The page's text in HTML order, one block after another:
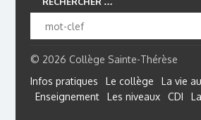
© 2026 Collège Sainte-Thérèse
Infos pratiques
Le collège
La vie
Enseignement
Les niveaux CDI